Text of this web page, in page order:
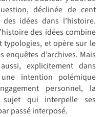
déclinée de cent
idées dans l’histoire.
des idées combine
typologies, et opère sur le
enquêtes d’archives. Mais
explicitement dans
intention polémique
personnel, la
sujet qui interpelle ses
passé interposé.